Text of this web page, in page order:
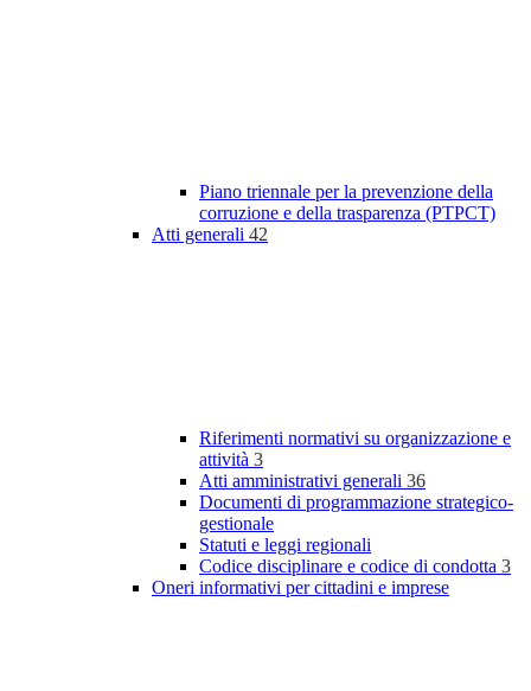
Piano triennale per la prevenzione della
corruzione e della trasparenza (PTPCT)
Atti generali 42
Riferimenti normativi su organizzazione e
attività 3
Atti amministrativi generali 36
Documenti di programmazione strategico-
gestionale
Statuti e leggi regionali
Codice disciplinare e codice di condotta 3
Oneri informativi per cittadini e imprese